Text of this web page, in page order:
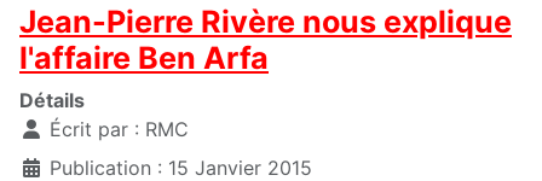
Jean-Pierre Rivère nous explique
l'affaire Ben Arfa
Détails
Écrit par : RMC
Publication : 15 Janvier 2015